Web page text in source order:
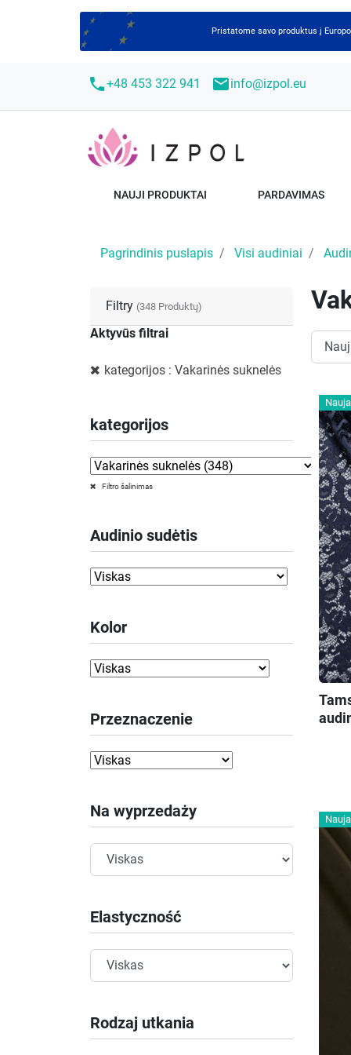
Pristatome savo produktus į
call+48 453 322 941 mailinfo@izpol.eu
NAUJI PRODUKTAI PARDAVIMAS
Pagrindinis puslapis Visi audiniai
Filtry (348 Produktų)
Aktyvūs filtrai
kategorijos : Vakarinės suknelės
kategorijos
Filtro šalinimas
Audinio sudėtis
Kolor
Przeznaczenie
Na wyprzedaży
Elastyczność
Rodzaj utkania
Nauja
Nauja